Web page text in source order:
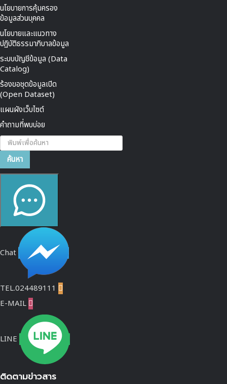
นโยบายการคุ้มครอง
ข้อมูลส่วนบุคคล
นโยบายและแนวทาง
ปฏิบัติธรรมาภิบาลข้อมูล
ระบบบัญชีข้อมูล (Data
Catalog)
ร้องขอชุดข้อมูลเปิด
(Open Dataset)
แผนผังเว็บไซต์
คำถามที่พบบ่อย
ค้นหา...
ค้นหา
Chat
TEL.024489111 
E-MAIL 
LINE
ติดตามข่าวสาร